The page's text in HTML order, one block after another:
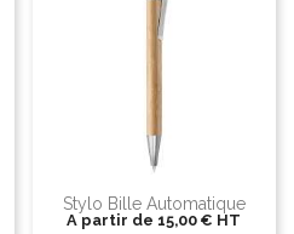
Stylo Bille Automatique
A partir de 15,00 € HT